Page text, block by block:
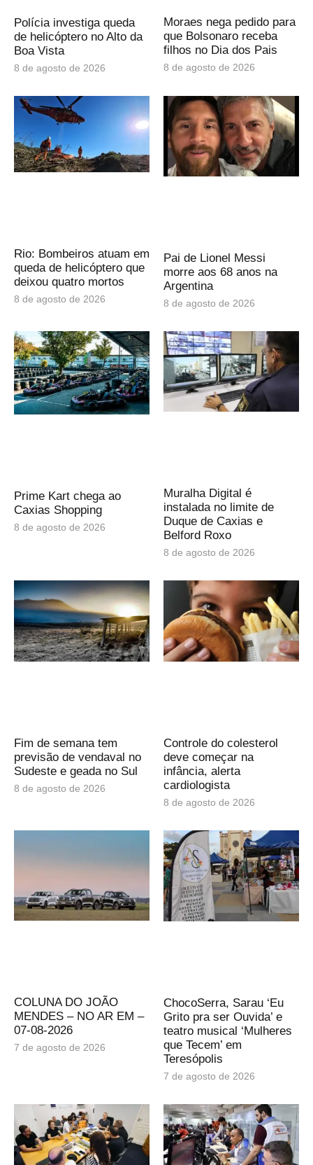
Polícia investiga queda
de helicóptero no Alto da
Boa Vista
8 de agosto de 2026
Moraes nega pedido para
que Bolsonaro receba
filhos no Dia dos Pais
8 de agosto de 2026
Rio: Bombeiros atuam em
queda de helicóptero que
deixou quatro mortos
8 de agosto de 2026
Pai de Lionel Messi
morre aos 68 anos na
Argentina
8 de agosto de 2026
Prime Kart chega ao
Caxias Shopping
8 de agosto de 2026
Muralha Digital é
instalada no limite de
Duque de Caxias e
Belford Roxo
8 de agosto de 2026
Fim de semana tem
previsão de vendaval no
Sudeste e geada no Sul
8 de agosto de 2026
Controle do colesterol
deve começar na
infância, alerta
cardiologista
8 de agosto de 2026
COLUNA DO JOÃO
MENDES – NO AR EM –
07-08-2026
7 de agosto de 2026
ChocoSerra, Sarau ‘Eu
Grito pra ser Ouvida’ e
teatro musical ‘Mulheres
que Tecem’ em
Teresópolis
7 de agosto de 2026